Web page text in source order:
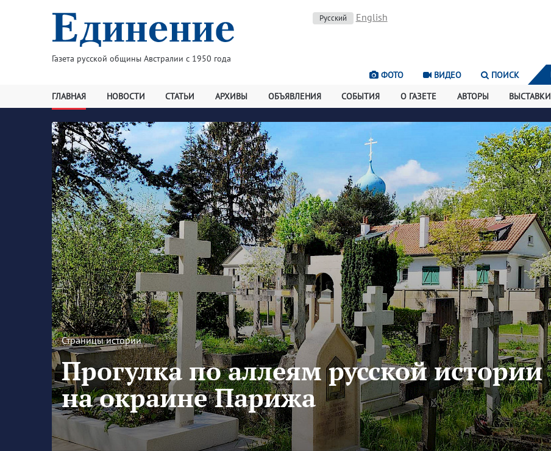
Газета русской общины Австралии с 1950 года
Русский English
ФОТО ВИДЕО ПОИСК
ГЛАВНАЯ НОВОСТИ СТАТЬИ АРХИВЫ ОБЪЯВЛЕНИЯ СОБЫТИЯ О ГАЗЕТЕ АВТОРЫ ВЫСТАВКИ
Страницы истории
Прогулка по аллеям русской истории
на окраине Парижа